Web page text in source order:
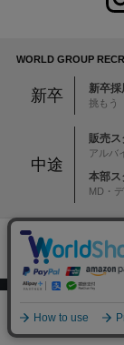
WORLD GROUP
新卒 新卒採
挑も
中途
販売
アルバ
本部ス
MD・
注
ブランド